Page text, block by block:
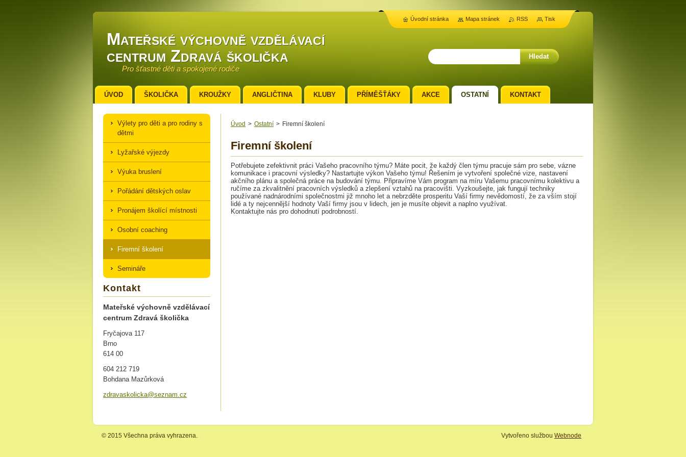
Mateřské výchovně vzdělávací
centrum Zdravá školička
Pro šťastné děti a spokojené rodiče
Úvod > Ostatní > Firemní školení
Firemní školení
Potřebujete zefektivnit práci Vašeho pracovního týmu? Máte pocit, že každý člen týmu pracuje sám pro sebe, vázne
komunikace i pracovní výsledky? Nastartujte výkon Vašeho týmu! Řešením je vytvoření společné vize, nastavení
akčního plánu a společná práce na budování týmu. Připravíme Vám program na míru Vašemu pracovnímu kolektivu a
ručíme za zkvalitnění pracovních výsledků a zlepšení vztahů na pracovišti. Vyzkoušejte, jak fungují techniky
používané nadnárodními společnostmi již mnoho let a nebrzděte prosperitu Vaší firmy nevědomostí, že za vším stojí
lidé a ty nejcennější hodnoty Vaší firmy jsou v lidech, jen je musíte objevit a naplno využívat.
Kontaktujte nás pro dohodnutí podrobností.
Výlety pro děti a pro rodiny s
dětmi
Lyžařské výjezdy
Výuka bruslení
Pořádání dětských oslav
Pronájem školící místnosti
Osobní coaching
Firemní školení
Semináře
Kontakt
Mateřské výchovně vzdělávací
centrum Zdravá školička
Fryčajova 117
Brno
614 00
604 212 719
Bohdana Mazůrková
zdravaskolicka@seznam.cz
ÚVOD ŠKOLIČKA KROUŽKY ANGLIČTINA KLUBY PŘÍMĚŠŤÁKY AKCE OSTATNÍ KONTAKT
Úvodní stránka Mapa stránek RSS Tisk
© 2015 Všechna práva vyhrazena. Vytvořeno službou Webnode